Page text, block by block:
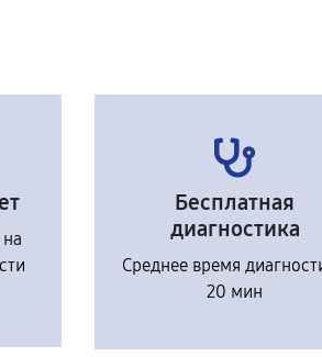
Бесплатная
диагностика
Среднее время
20 мин